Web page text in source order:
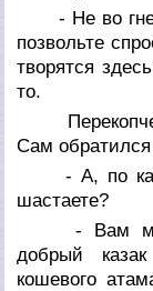
- Не во
позвольте
творятся
то.
Сам обратился
- А, по
шастаете?
- Вам
добрый
кошевого